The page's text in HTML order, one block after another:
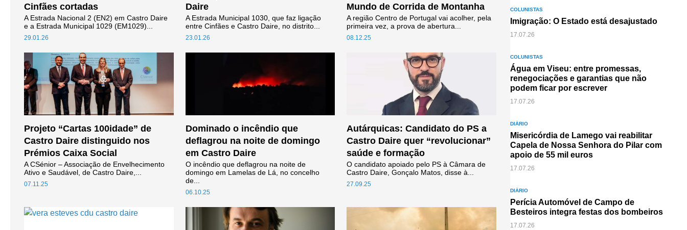
Cinfães cortadas
29.01.26
A Estrada Nacional 2 (EN2) em Castro Daire
e a Estrada Municipal 1029 (EM1029)...
Daire
23.01.26
A Estrada Municipal 1030, que faz ligação
entre Cinfães e Castro Daire, no distrito...
Mundo de Corrida de Montanha
08.12.25
A região Centro de Portugal vai acolher, pela
primeira vez, a prova de abertura...
Projeto “Cartas 100idade” de
Castro Daire distinguido nos
Prémios Caixa Social
07.11.25
A CSénior – Associação de Envelhecimento
Ativo e Saudável, de Castro Daire,...
Dominado o incêndio que
deflagrou na noite de domingo
em Castro Daire
06.10.25
O incêndio que deflagrou na noite de
domingo em Lamelas de Lá, no concelho
de...
Autárquicas: Candidato do PS a
Castro Daire quer “revolucionar”
saúde e formação
27.09.25
O candidato apoiado pelo PS à Câmara de
Castro Daire, Gonçalo Matos, disse à...
COLUNISTAS
Imigração: O Estado está desajustado
17.07.26
COLUNISTAS
Água em Viseu: entre promessas,
renegociações e garantias que não
podem ficar por escrever
17.07.26
DIÁRIO
Misericórdia de Lamego vai reabilitar
Capela de Nossa Senhora do Pilar com
apoio de 55 mil euros
17.07.26
DIÁRIO
Perícia Automóvel de Campo de
Besteiros integra festas dos bombeiros
17.07.26